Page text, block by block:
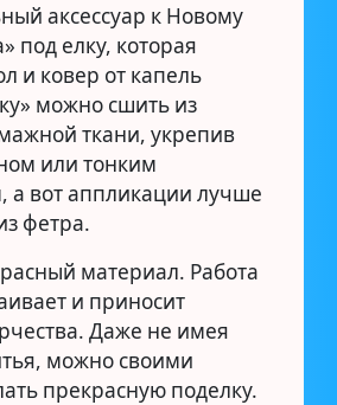
аксессуар к Новому
под елку, которая
и ковер от капель
можно сшить из
ткани, укрепив
или тонким
а вот аппликации лучше
фетра.
материал. Работа
и приносит
Даже не имея
можно своими
прекрасную поделку.